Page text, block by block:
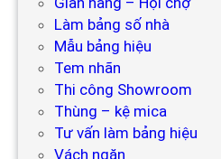
Làm bảng số nhà
Mẫu bảng hiệu
Tem nhãn
Thi công Showroom
Thùng – kệ mica
Tư vấn làm bảng hiệu
Vách ngăn